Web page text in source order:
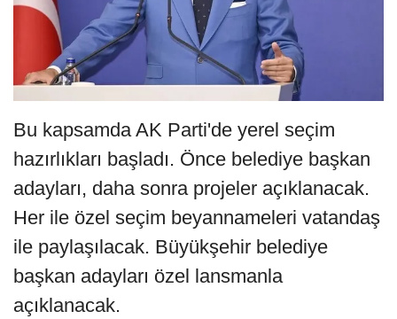
Bu kapsamda AK Parti'de yerel seçim
hazırlıkları başladı. Önce belediye başkan
adayları, daha sonra projeler açıklanacak.
Her ile özel seçim beyannameleri vatandaş
ile paylaşılacak. Büyükşehir belediye
başkan adayları özel lansmanla
açıklanacak.